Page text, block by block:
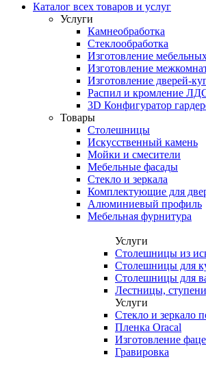
Каталог всех товаров и услуг
Услуги
Камнеобработка
Стеклообработка
Изготовление
Изготовление
Изготовление дверей-
Распил и кромление
3D Конфигуратор
Товары
Столешницы
Искусственный камень
Мойки и смесители
Мебельные фасады
Стекло и зеркала
Комплектующие для
Алюминиевый профиль
Мебельная фурнитура
Услуги
Столешницы из
Столешницы для
Столешницы для
Лестницы,
Услуги
Стекло и зеркало
Пленка Oracal
Изготовление
Гравировка